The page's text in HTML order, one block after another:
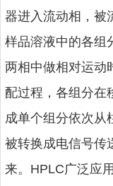
器进入流动相，被
样品溶液中的各组
两相中做相对运动
配过程，各组分在
成单个组分依次从
被转换成电信号传
来。HPLC广泛应